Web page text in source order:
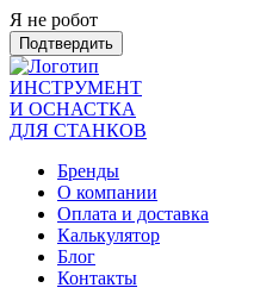
Я не робот
Подтвердить
ИНСТРУМЕНТ
И ОСНАСТКА
ДЛЯ СТАНКОВ
Бренды
О компании
Оплата и доставка
Калькулятор
Блог
Контакты